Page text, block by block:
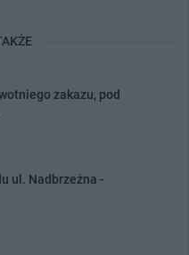
zakazu, pod
ul. Nadbrzeżna -